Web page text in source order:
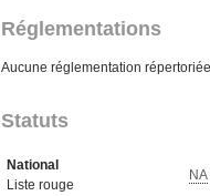
Réglementations
Aucune réglementation
Statuts
National
Liste rouge
NA